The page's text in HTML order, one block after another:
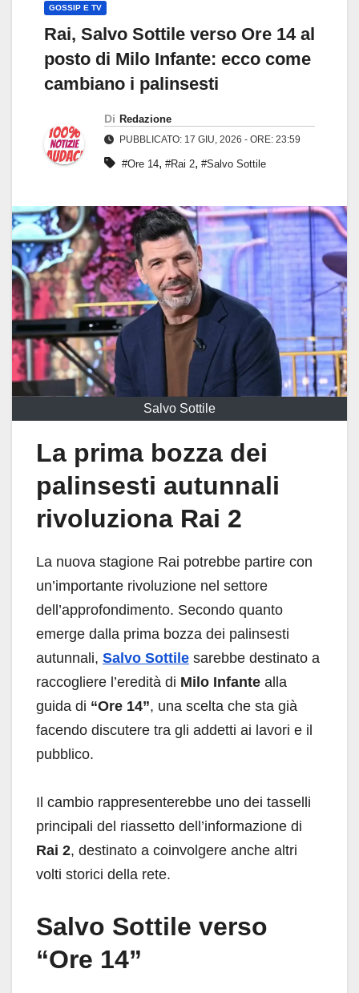
GOSSIP E TV
Rai, Salvo Sottile verso Ore 14 al
posto di Milo Infante: ecco come
cambiano i palinsesti
Di Redazione
PUBBLICATO: 17 GIU, 2026 - ORE: 23:59
#Ore 14, #Rai 2, #Salvo Sottile
Salvo Sottile
La prima bozza dei
palinsesti autunnali
rivoluziona Rai 2
La nuova stagione Rai potrebbe partire con
un’importante rivoluzione nel settore
dell’approfondimento. Secondo quanto
emerge dalla prima bozza dei palinsesti
autunnali, Salvo Sottile sarebbe destinato a
raccogliere l’eredità di Milo Infante alla
guida di “Ore 14”, una scelta che sta già
facendo discutere tra gli addetti ai lavori e il
pubblico.
Il cambio rappresenterebbe uno dei tasselli
principali del riassetto dell’informazione di
Rai 2, destinato a coinvolgere anche altri
volti storici della rete.
Salvo Sottile verso
“Ore 14”